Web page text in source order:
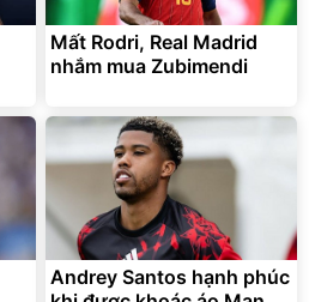
Mất Rodri, Real Madrid
nhắm mua Zubimendi
Andrey Santos hạnh phúc